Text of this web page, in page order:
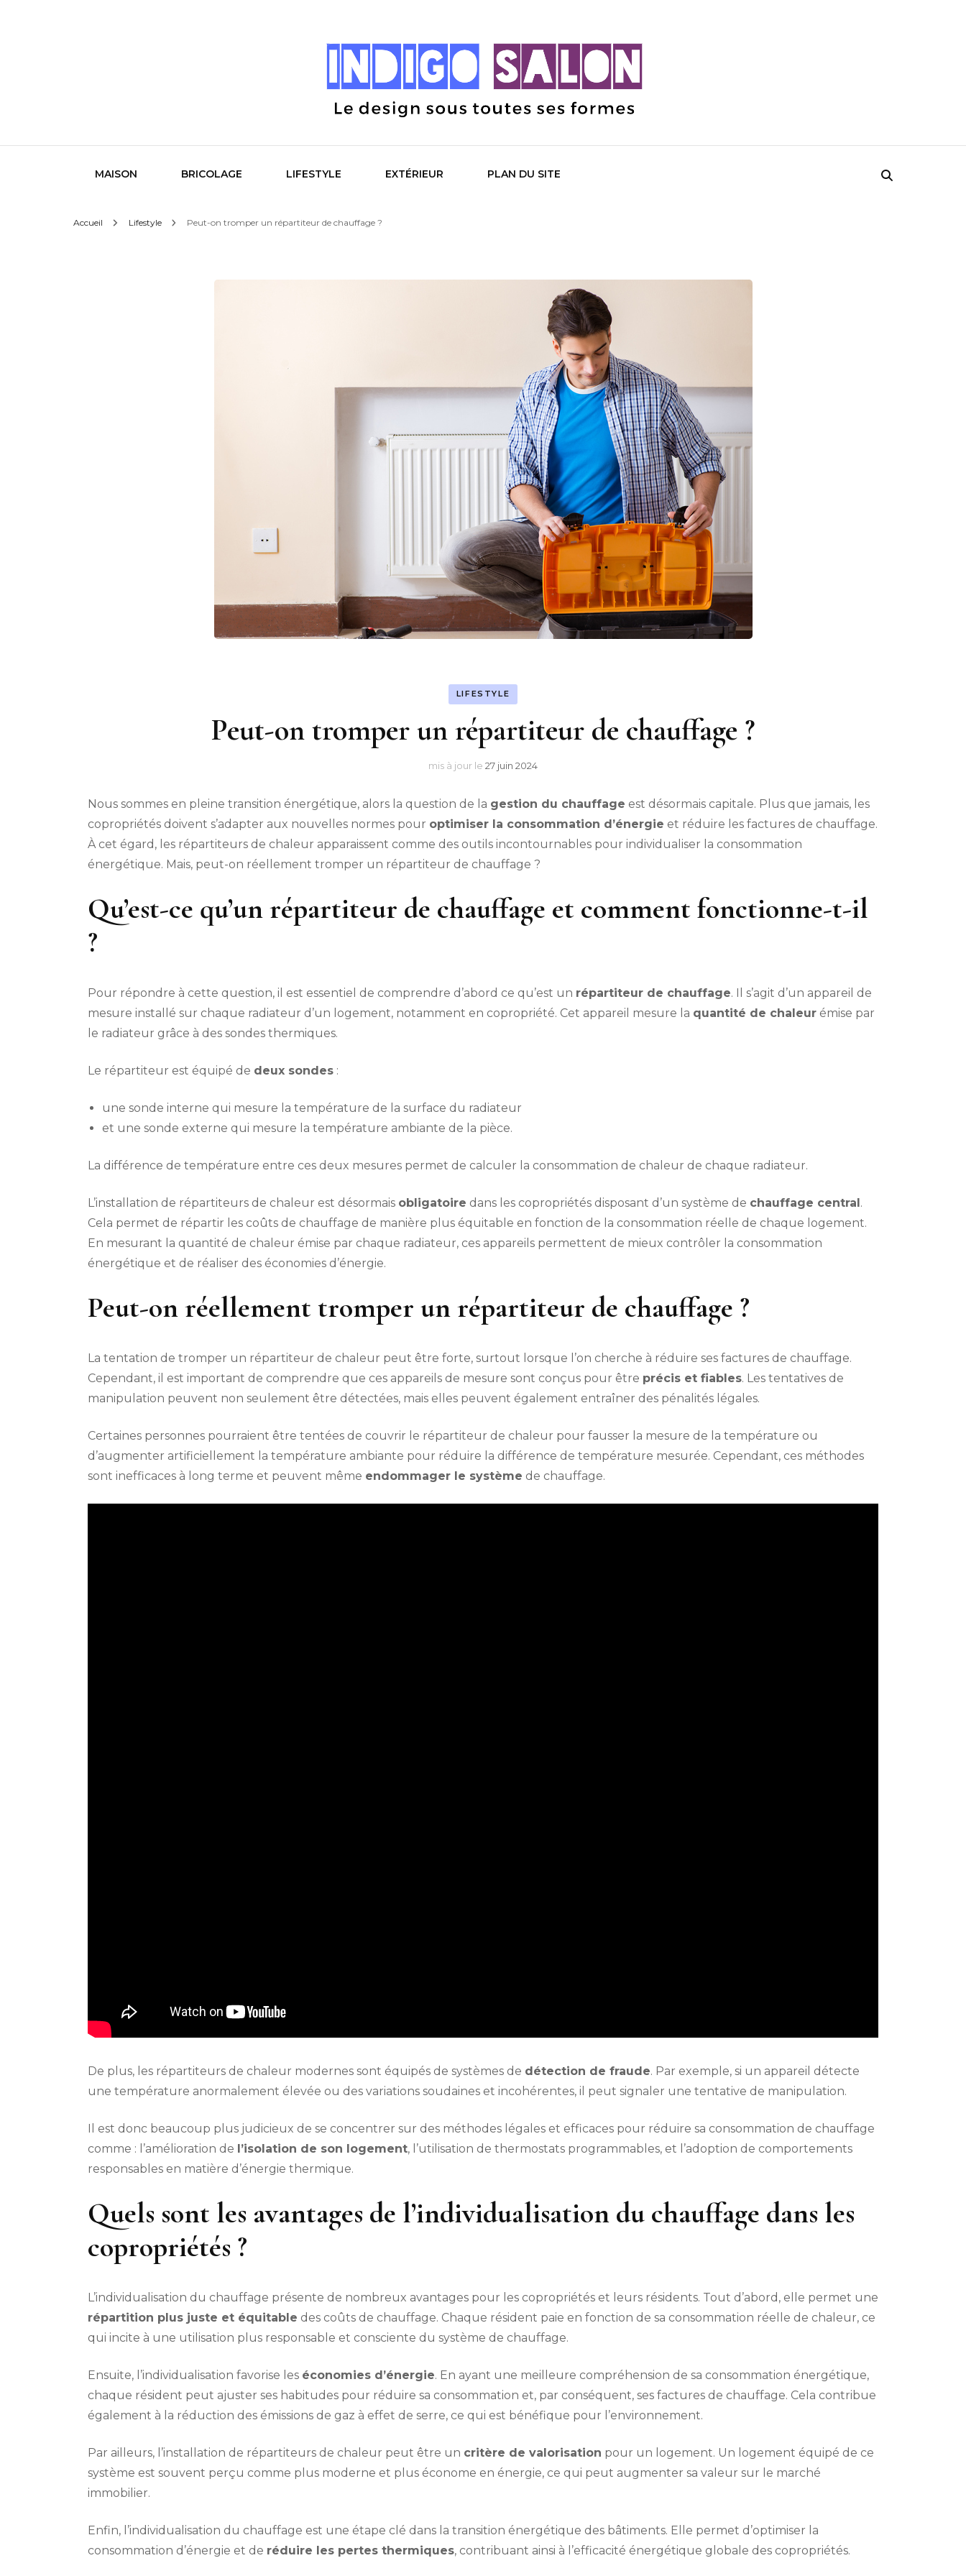
Indigo Salon
MAISON BRICOLAGE LIFESTYLE EXTÉRIEUR PLAN DU SITE
Accueil Lifestyle Peut-on tromper un répartiteur de chauffage ?
LIFESTYLE
Peut-on tromper un répartiteur de chauffage ?
mis à jour le 27 juin 2024
Nous sommes en pleine transition énergétique, alors la question de la gestion du chauffage est désormais capitale. Plus que jamais, les
copropriétés doivent s’adapter aux nouvelles normes pour optimiser la consommation d’énergie et réduire les factures de chauffage.
À cet égard, les répartiteurs de chaleur apparaissent comme des outils incontournables pour individualiser la consommation
énergétique. Mais, peut-on réellement tromper un répartiteur de chauffage ?
Qu’est-ce qu’un répartiteur de chauffage et comment fonctionne-t-il
?
Pour répondre à cette question, il est essentiel de comprendre d’abord ce qu’est un répartiteur de chauffage. Il s’agit d’un appareil de
mesure installé sur chaque radiateur d’un logement, notamment en copropriété. Cet appareil mesure la quantité de chaleur émise par
le radiateur grâce à des sondes thermiques.
Le répartiteur est équipé de deux sondes :
une sonde interne qui mesure la température de la surface du radiateur
et une sonde externe qui mesure la température ambiante de la pièce.
La différence de température entre ces deux mesures permet de calculer la consommation de chaleur de chaque radiateur.
L’installation de répartiteurs de chaleur est désormais obligatoire dans les copropriétés disposant d’un système de chauffage central.
Cela permet de répartir les coûts de chauffage de manière plus équitable en fonction de la consommation réelle de chaque logement.
En mesurant la quantité de chaleur émise par chaque radiateur, ces appareils permettent de mieux contrôler la consommation
énergétique et de réaliser des économies d’énergie.
Peut-on réellement tromper un répartiteur de chauffage ?
La tentation de tromper un répartiteur de chaleur peut être forte, surtout lorsque l’on cherche à réduire ses factures de chauffage.
Cependant, il est important de comprendre que ces appareils de mesure sont conçus pour être précis et fiables. Les tentatives de
manipulation peuvent non seulement être détectées, mais elles peuvent également entraîner des pénalités légales.
Certaines personnes pourraient être tentées de couvrir le répartiteur de chaleur pour fausser la mesure de la température ou
d’augmenter artificiellement la température ambiante pour réduire la différence de température mesurée. Cependant, ces méthodes
sont inefficaces à long terme et peuvent même endommager le système de chauffage.
De plus, les répartiteurs de chaleur modernes sont équipés de systèmes de détection de fraude. Par exemple, si un appareil détecte
une température anormalement élevée ou des variations soudaines et incohérentes, il peut signaler une tentative de manipulation.
Il est donc beaucoup plus judicieux de se concentrer sur des méthodes légales et efficaces pour réduire sa consommation de chauffage
comme : l’amélioration de l’isolation de son logement, l’utilisation de thermostats programmables, et l’adoption de comportements
responsables en matière d’énergie thermique.
Quels sont les avantages de l’individualisation du chauffage dans les
copropriétés ?
L’individualisation du chauffage présente de nombreux avantages pour les copropriétés et leurs résidents. Tout d’abord, elle permet une
répartition plus juste et équitable des coûts de chauffage. Chaque résident paie en fonction de sa consommation réelle de chaleur, ce
qui incite à une utilisation plus responsable et consciente du système de chauffage.
Ensuite, l’individualisation favorise les économies d’énergie. En ayant une meilleure compréhension de sa consommation énergétique,
chaque résident peut ajuster ses habitudes pour réduire sa consommation et, par conséquent, ses factures de chauffage. Cela contribue
également à la réduction des émissions de gaz à effet de serre, ce qui est bénéfique pour l’environnement.
Par ailleurs, l’installation de répartiteurs de chaleur peut être un critère de valorisation pour un logement. Un logement équipé de ce
système est souvent perçu comme plus moderne et plus économe en énergie, ce qui peut augmenter sa valeur sur le marché
immobilier.
Enfin, l’individualisation du chauffage est une étape clé dans la transition énergétique des bâtiments. Elle permet d’optimiser la
consommation d’énergie et de réduire les pertes thermiques, contribuant ainsi à l’efficacité énergétique globale des copropriétés.